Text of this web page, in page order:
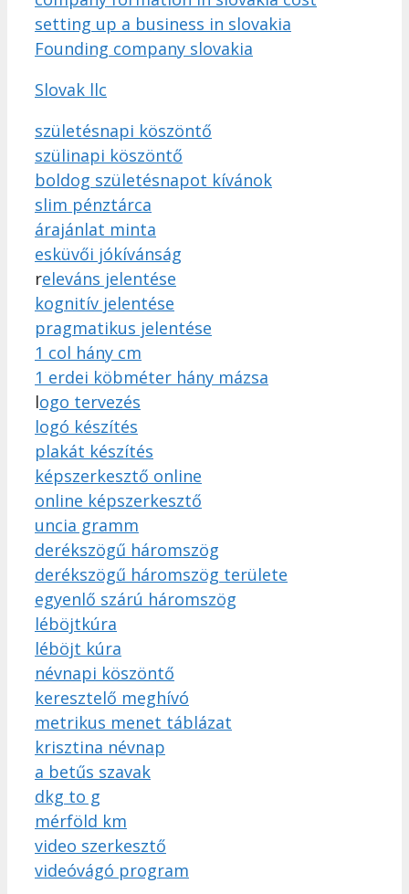
setting up a business in slovakia
Founding company slovakia
Slovak llc
születésnapi köszöntő
szülinapi köszöntő
boldog születésnapot kívánok
slim pénztárca
árajánlat minta
esküvői jókívánság
releváns jelentése
kognitív jelentése
pragmatikus jelentése
1 col hány cm
1 erdei köbméter hány mázsa
logo tervezés
logó készítés
plakát készítés
képszerkesztő online
online képszerkesztő
uncia gramm
derékszögű háromszög
derékszögű háromszög területe
egyenlő szárú háromszög
léböjtkúra
léböjt kúra
névnapi köszöntő
keresztelő meghívó
metrikus menet táblázat
krisztina névnap
a betűs szavak
dkg to g
mérföld km
video szerkesztő
videóvágó program